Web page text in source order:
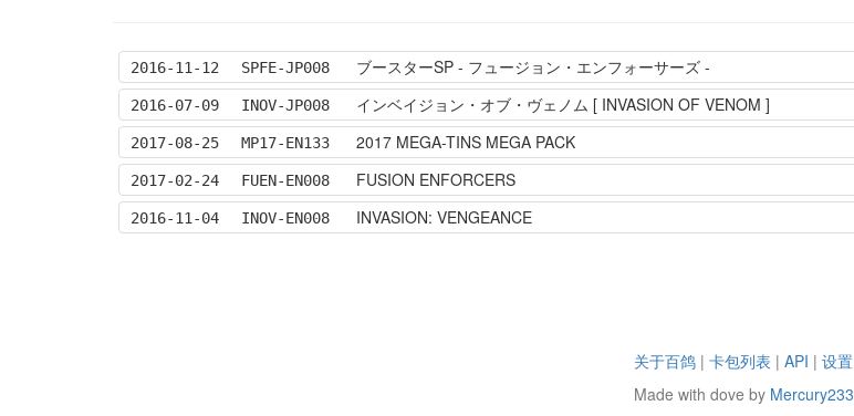
2016-11-12 SPFE-JP008 ブースターSP - フュージョン・エンフォーサーズ -
2016-07-09 INOV-JP008 インベイジョン・オブ・ヴェノム [ INVASION OF VENOM ]
2017-08-25 MP17-EN133 2017 MEGA-TINS MEGA PACK
2017-02-24 FUEN-EN008 FUSION ENFORCERS
2016-11-04 INOV-EN008 INVASION: VENGEANCE
关于百鸽 | 卡包列表 | API | 设置
Made with dove by Mercury233